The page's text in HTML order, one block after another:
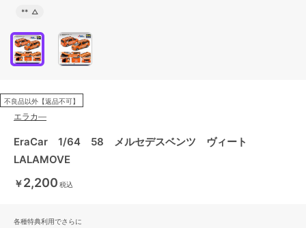
** △
不良品以外【返品不可】
エラカ―
EraCar 1/64 58 メルセデスベンツ ヴィート
LALAMOVE
￥2,200 税込
各種特典利用でさらに